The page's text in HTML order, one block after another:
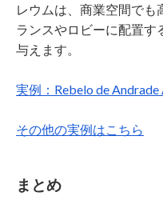
レウムは、商業空間でも
ランスやロビーに配置す
与えます。
実例：Rebelo de
その他の実例はこちら
まとめ